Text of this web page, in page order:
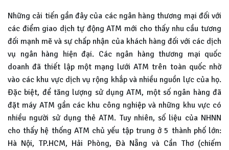
Những cải tiến gần đây của các ngân hàng thương mại đối với
các điểm giao dịch tự động ATM mới cho thấy nhu cầu tương
đối mạnh mẽ và sự chấp nhận của khách hàng đối với các dịch
vụ ngân hàng hiện đại. Các ngân hàng thương mại quốc
doanh đã thiết lập một mạng lưới ATM trên toàn quốc nhờ
vào các khu vực dịch vụ rộng khắp và nhiều nguồn lực của họ.
Đặc biệt, để tăng lượng sử dụng ATM, một số ngân hàng đã
đặt máy ATM gần các khu công nghiệp và những khu vực có
nhiều người sử dụng thẻ ATM. Tuy nhiên, số liệu của NHNN
cho thấy hệ thống ATM chủ yếu tập trung ở 5 thành phố lớn:
Hà Nội, TP.HCM, Hải Phòng, Đà Nẵng và Cần Thơ (chiếm